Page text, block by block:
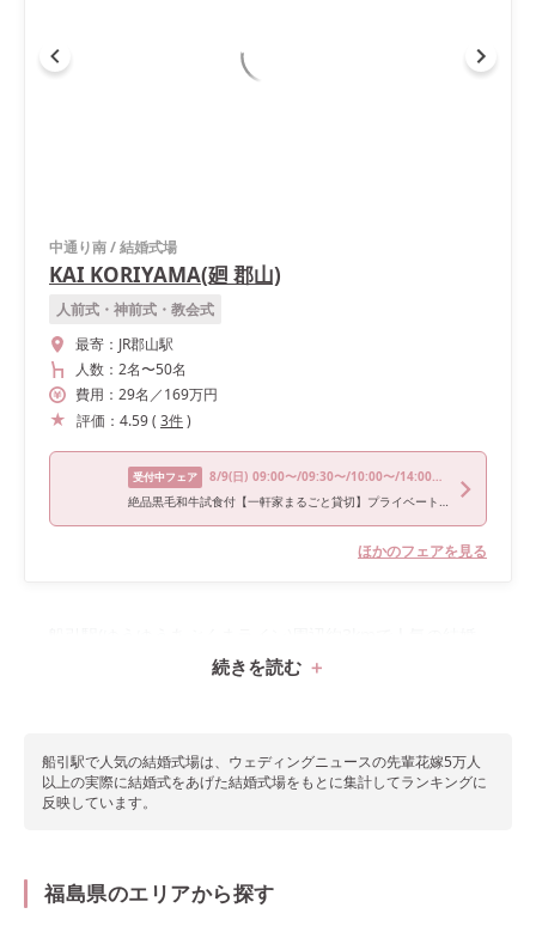
中通り南/結婚式場
KAI KORIYAMA(廻 郡山)
人前式・神前式・教会式
最寄： JR郡山駅
人数： 2名〜50名
費用： 29名 ／169万円
評価： 4.59( 3件)
受付中フェア 8/9(日) 09:00〜/09:30〜/10:00〜/14:00〜/17:00〜
絶品黒毛和牛試食付【一軒家まるごと貸切】プライベートW相談会
ほかのフェアを見る
式場1件をランキングで紹介！
続きを読む
船引駅で人気の結婚式場は、ウェディングニュースの先輩花嫁5万人
以上の実際に結婚式をあげた結婚式場をもとに集計してランキングに
反映しています。
福島県のエリアから探す